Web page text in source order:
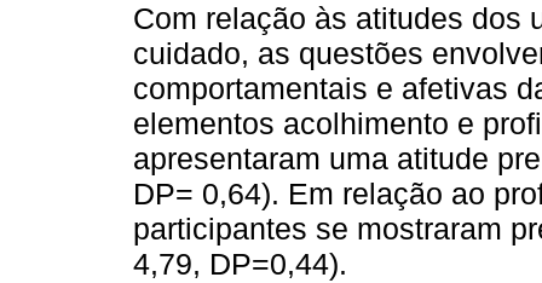
Com relação às atitudes dos
cuidado, as questões
comportamentais e afetivas
elementos acolhimento e
apresentaram uma atitude
DP= 0,64). Em relação ao
participantes se mostraram
4,79, DP=0,44).